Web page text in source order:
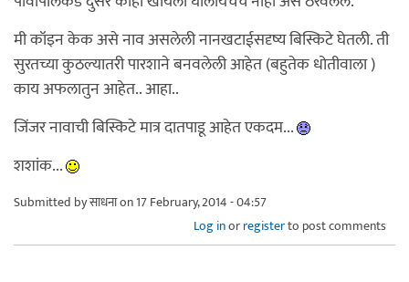
मी कॉइन केक असे नाव असलेली नानखटाईसदृष्य बिस्किटे घेतली. ती
सुरतच्या कुठल्यातरी पारशाने बनवलेली आहेत (बहुतेक धोतीवाला )
काय अफलातुन आहेत.. आहा..
जिंजर नावाची बिस्किटे मात्र दातपाडू आहेत एकदम...
शशांक...
Submitted byसाधनाon 17 February, 2014 - 04:57
Log inorregisterto post comments